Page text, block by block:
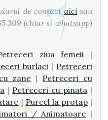
de contactaicisau
(chiar si whatsapp)
ziua femeii |
burlaci| Petreceri
zane | Petreceri cu
| Petreceri cu pinata |
| Purcel la protap|
/ Animatoare |